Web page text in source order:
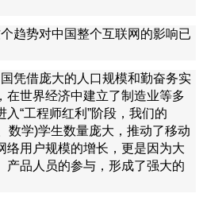
趋势对中国整个互联网的影响已
凭借庞大的人口规模和勤奋务实
在世界经济中建立了制造业等多
“工程师红利”阶段，我们的
数学)学生数量庞大，推动了移动
络用户规模的增长，更是因为大
产品人员的参与，形成了强大的